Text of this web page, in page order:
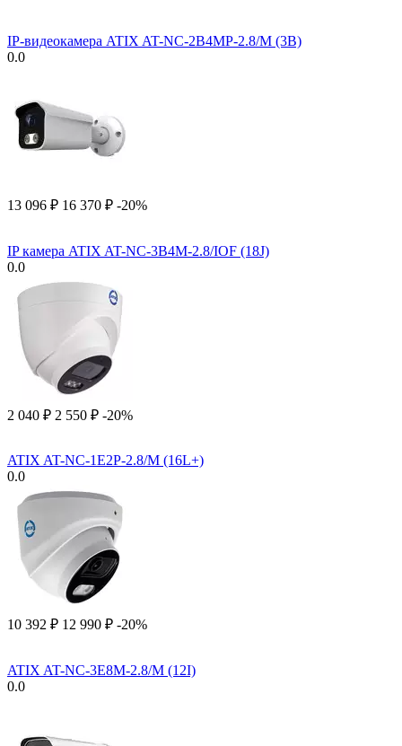
IP-видеокамера ATIX AT-NC-2B4MP-2.8/M (3B)
0.0
13 096 ₽ 16 370 ₽ -20%
IP камера ATIX AT-NC-3B4M-2.8/IOF (18J)
0.0
2 040 ₽ 2 550 ₽ -20%
ATIX AT-NC-1E2P-2.8/M (16L+)
0.0
10 392 ₽ 12 990 ₽ -20%
ATIX AT-NC-3E8M-2.8/M (12I)
0.0